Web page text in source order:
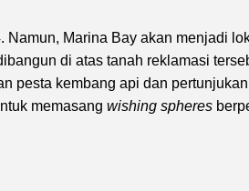
Marina Bay akan menjadi
di atas tanah reklamasi
pesta kembang api dan
memasang wishing spheres